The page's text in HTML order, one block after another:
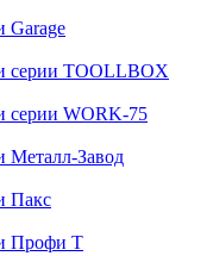
Garage
серии TOOLLBOX
серии WORK-75
Металл-Завод
Пакс
Профи Т